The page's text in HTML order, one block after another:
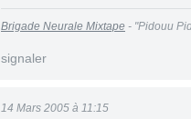
Brigade Neurale Mixtape - "Pidouu
signaler
14 Mars 2005 à 11:15